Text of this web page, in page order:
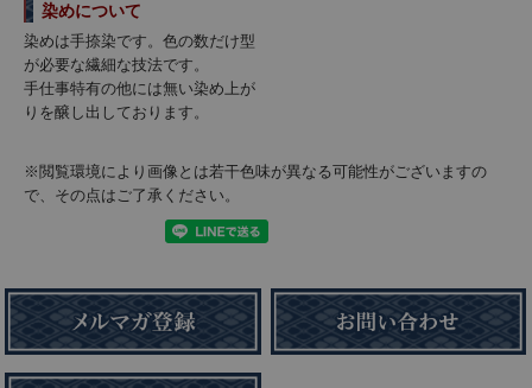
染めについて
染めは手捺染です。色の数だけ型
が必要な繊細な技法です。
手仕事特有の他には無い染め上が
りを醸し出しております。
※閲覧環境により画像とは若干色味が異なる可能性がございますの
で、その点はご了承ください。